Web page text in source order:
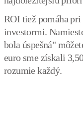
ROI tiež pomáha
investormi.
bola úspešná"
euro sme získali
rozumie každý.